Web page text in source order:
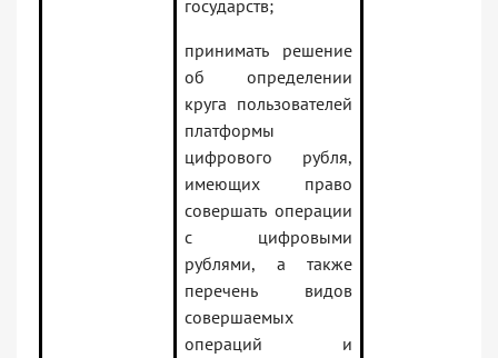
государств;
принимать решение
об определении
круга пользователей
платформы
цифрового рубля,
имеющих право
совершать операции
с цифровыми
рублями, а также
перечень видов
совершаемых
операций и